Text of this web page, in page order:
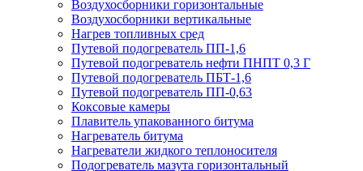
Воздухосборники горизонтальные
Воздухосборники вертикальные
Нагрев топливных сред
Путевой подогреватель ПП-1,6
Путевой подогреватель нефти ПНПТ 0,3 Г
Путевой подогреватель ПБТ-1,6
Путевой подогреватель ПП-0,63
Коксовые камеры
Плавитель упакованного битума
Нагреватель битума
Нагреватели жидкого теплоносителя
Подогреватель мазута горизонтальный